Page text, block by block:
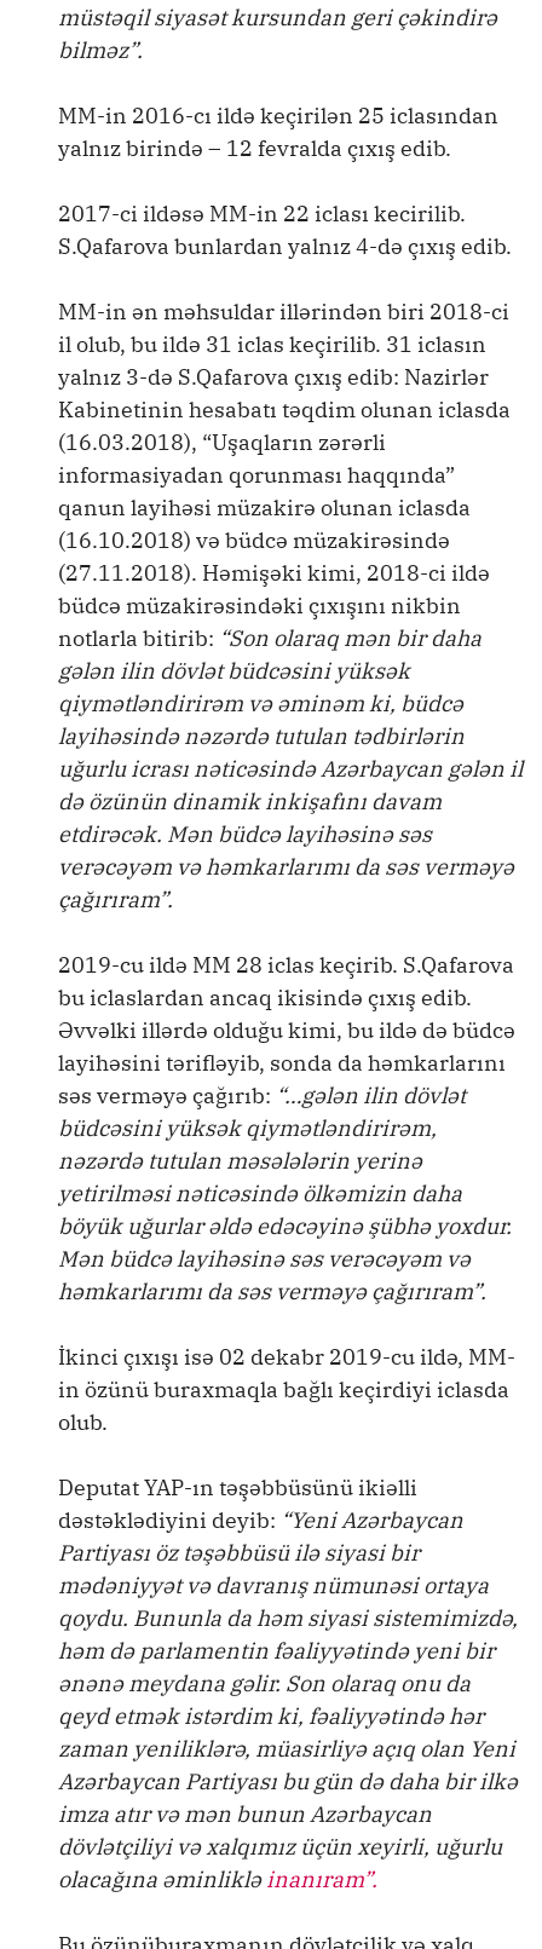
müstəqil siyasət kursundan geri çəkindirə
bilməz”.
MM-in 2016-cı ildə keçirilən 25 iclasından
yalnız birində – 12 fevralda çıxış edib.
2017-ci ildəsə MM-in 22 iclası kecirilib.
S.Qafarova bunlardan yalnız 4-də çıxış edib.
MM-in ən məhsuldar illərindən biri 2018-ci
il olub, bu ildə 31 iclas keçirilib. 31 iclasın
yalnız 3-də S.Qafarova çıxış edib: Nazirlər
Kabinetinin hesabatı təqdim olunan iclasda
(16.03.2018), “Uşaqların zərərli
informasiyadan qorunması haqqında”
qanun layihəsi müzakirə olunan iclasda
(16.10.2018) və büdcə müzakirəsində
(27.11.2018). Həmişəki kimi, 2018-ci ildə
büdcə müzakirəsindəki çıxışını nikbin
notlarla bitirib: “Son olaraq mən bir daha
gələn ilin dövlət büdcəsini yüksək
qiymətləndirirəm və əminəm ki, büdcə
layihəsində nəzərdə tutulan tədbirlərin
uğurlu icrası nəticəsində Azərbaycan gələn il
də özünün dinamik inkişafını davam
etdirəcək. Mən büdcə layihəsinə səs
verəcəyəm və həmkarlarımı da səs verməyə
çağırıram”.
2019-cu ildə MM 28 iclas keçirib. S.Qafarova
bu iclaslardan ancaq ikisində çıxış edib.
Əvvəlki illərdə olduğu kimi, bu ildə də büdcə
layihəsini tərifləyib, sonda da həmkarlarını
səs verməyə çağırıb: “…gələn ilin dövlət
büdcəsini yüksək qiymətləndirirəm,
nəzərdə tutulan məsələlərin yerinə
yetirilməsi nəticəsində ölkəmizin daha
böyük uğurlar əldə edəcəyinə şübhə yoxdur.
Mən büdcə layihəsinə səs verəcəyəm və
həmkarlarımı da səs verməyə çağırıram”.
İkinci çıxışı isə 02 dekabr 2019-cu ildə, MM-
in özünü buraxmaqla bağlı keçirdiyi iclasda
olub.
Deputat YAP-ın təşəbbüsünü ikiəlli
dəstəklədiyini deyib: “Yeni Azərbaycan
Partiyası öz təşəbbüsü ilə siyasi bir
mədəniyyət və davranış nümunəsi ortaya
qoydu. Bununla da həm siyasi sistemimizdə,
həm də parlamentin fəaliyyətində yeni bir
ənənə meydana gəlir. Son olaraq onu da
qeyd etmək istərdim ki, fəaliyyətində hər
zaman yeniliklərə, müasirliyə açıq olan Yeni
Azərbaycan Partiyası bu gün də daha bir ilkə
imza atır və mən bunun Azərbaycan
dövlətçiliyi və xalqımız üçün xeyirli, uğurlu
olacağına əminlikləinanıram”.